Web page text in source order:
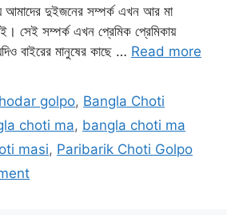
আমাদের দুইজনের সম্পর্ক এখন আর মা
সেই সম্পর্ক এখন প্রেমিক প্রেমিকায়
বাইরের মানুষের কাছে … Read more
golpo, Bangla Choti
choti ma, bangla choti ma
masi, Paribarik Choti Golpo